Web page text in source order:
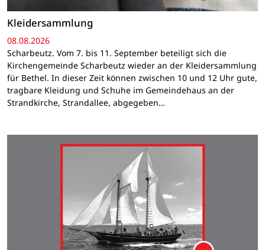
Kleidersammlung
08.08.2026
Scharbeutz. Vom 7. bis 11. September beteiligt sich die
Kirchengemeinde Scharbeutz wieder an der Kleidersammlung
für Bethel. In dieser Zeit können zwischen 10 und 12 Uhr gute,
tragbare Kleidung und Schuhe im Gemeindehaus an der
Strandkirche, Strandallee, abgegeben…